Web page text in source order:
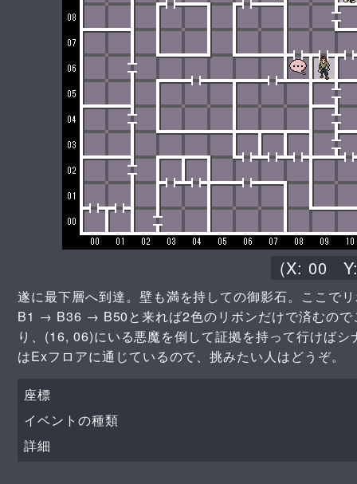
(X: 00
遂に最下層へ到達。壁も満を持しての御影石。ここで
B1 → B36 → B50と来れば2色のリボンだけで済むので
り、(16, 06)にいる悪魔を倒して証拠を持って行けば
はExフロアに通じているので、挑みたい人はどうぞ。
座標
イベントの種類
詳細